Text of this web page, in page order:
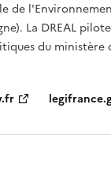
de
La DREAL
du ministère